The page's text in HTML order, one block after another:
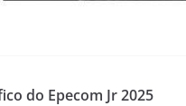
do Epecom Jr 2025